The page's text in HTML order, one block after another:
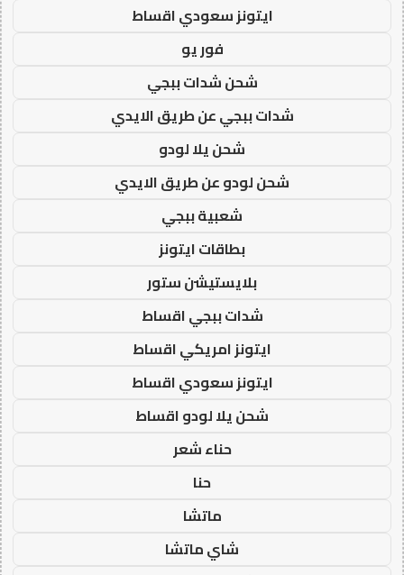
ايتونز سعودي اقساط
فور يو
شحن شدات ببجي
شدات ببجي عن طريق الايدي
شحن يلا لودو
شحن لودو عن طريق الايدي
شعبية ببجي
بطاقات ايتونز
بلايستيشن ستور
شدات ببجي اقساط
ايتونز امريكي اقساط
ايتونز سعودي اقساط
شحن يلا لودو اقساط
حناء شعر
حنا
ماتشا
شاي ماتشا